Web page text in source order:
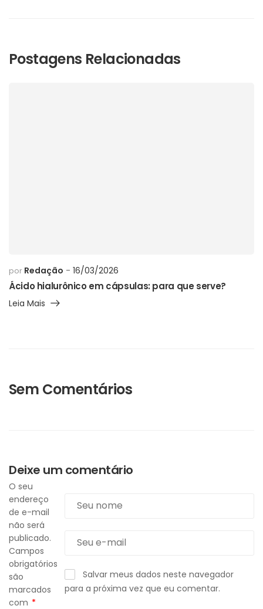
Postagens Relacionadas
por Redação 16/03/2026
Ácido hialurônico em cápsulas: para que serve?
Leia Mais
Sem Comentários
Deixe um comentário
O seu
endereço
de e-mail
não será
publicado.
Campos
obrigatórios
são
marcados
com *
Salvar meus dados neste navegador
para a próxima vez que eu comentar.